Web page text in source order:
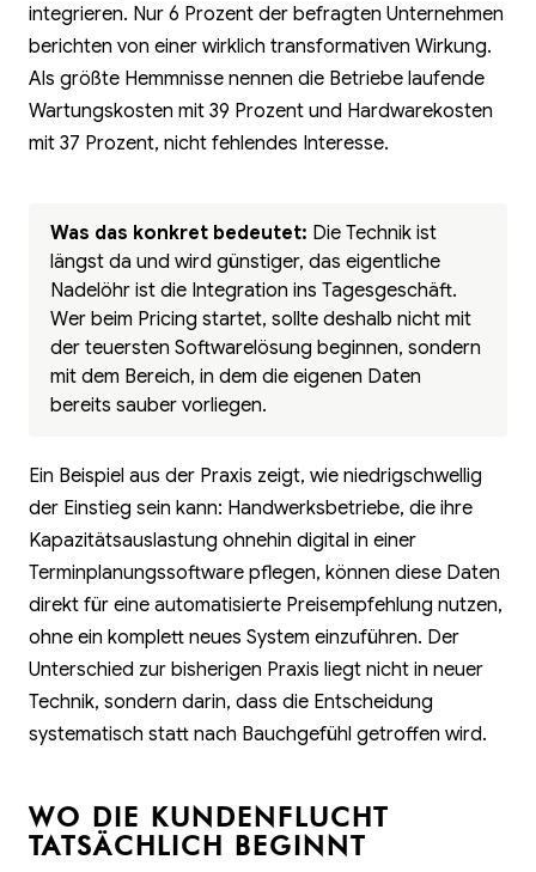
integrieren. Nur 6 Prozent der befragten Unternehmen
berichten von einer wirklich transformativen Wirkung.
Als größte Hemmnisse nennen die Betriebe laufende
Wartungskosten mit 39 Prozent und Hardwarekosten
mit 37 Prozent, nicht fehlendes Interesse.
Was das konkret bedeutet: Die Technik ist
längst da und wird günstiger, das eigentliche
Nadelöhr ist die Integration ins Tagesgeschäft.
Wer beim Pricing startet, sollte deshalb nicht mit
der teuersten Softwarelösung beginnen, sondern
mit dem Bereich, in dem die eigenen Daten
bereits sauber vorliegen.
Ein Beispiel aus der Praxis zeigt, wie niedrigschwellig
der Einstieg sein kann: Handwerksbetriebe, die ihre
Kapazitätsauslastung ohnehin digital in einer
Terminplanungssoftware pflegen, können diese Daten
direkt für eine automatisierte Preisempfehlung nutzen,
ohne ein komplett neues System einzuführen. Der
Unterschied zur bisherigen Praxis liegt nicht in neuer
Technik, sondern darin, dass die Entscheidung
systematisch statt nach Bauchgefühl getroffen wird.
WO DIE KUNDENFLUCHT
TATSÄCHLICH BEGINNT